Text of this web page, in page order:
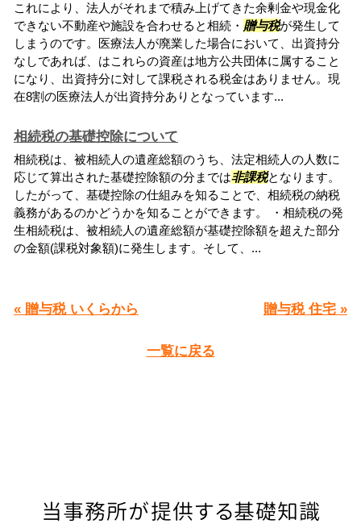
これにより、法人がそれまで積み上げてきた余剰金や現金化
できない不動産や施設を合わせると相続・ 贈与税が発生して
しまうのです。医療法人が廃業した場合において、出資持分
なしであれば、はこれらの資産は地方公共団体に属すること
になり、出資持分に対して課税される税金はありません。現
在8割の医療法人が出資持分ありとなっています...
相続税の基礎控除について
相続税は、被相続人の遺産総額のうち、法定相続人の人数に
応じて算出された基礎控除額の分までは非課税となります。
したがって、基礎控除の仕組みを知ることで、相続税の納税
義務があるのかどうかを知ることができます。 ・相続税の発
生相続税は、被相続人の遺産総額が基礎控除額を超えた部分
の金額(課税対象額)に発生します。そして、...
« 贈与税 いくらから 贈与税 住宅 »
一覧に戻る
当事務所が提供する基礎知識